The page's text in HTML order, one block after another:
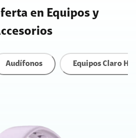
en Equipos y
Audífonos Equipos Claro